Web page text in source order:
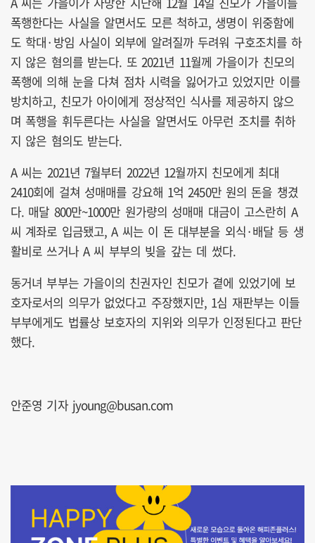
폭행한다는 사실을 알면서도 모른 척하고, 생명이 위중함에
도 학대·방임 사실이 외부에 알려질까 두려워 구호조치를 하
지 않은 혐의를 받는다. 또 2021년 11월께 가을이가 친모의
폭행에 의해 눈을 다쳐 점차 시력을 잃어가고 있었지만 이를
방치하고, 친모가 아이에게 정상적인 식사를 제공하지 않으
며 폭행을 휘두른다는 사실을 알면서도 아무런 조치를 취하
지 않은 혐의도 받는다.
A 씨는 2021년 7월부터 2022년 12월까지 친모에게 최대
2410회에 걸쳐 성매매를 강요해 1억 2450만 원의 돈을 챙겼
다. 매달 800만~1000만 원가량의 성매매 대금이 고스란히 A
씨 계좌로 입금됐고, A 씨는 이 돈 대부분을 외식·배달 등 생
활비로 쓰거나 A 씨 부부의 빚을 갚는 데 썼다.
동거녀 부부는 가을이의 친권자인 친모가 곁에 있었기에 보
호자로서의 의무가 없었다고 주장했지만, 1심 재판부는 이들
부부에게도 법률상 보호자의 지위와 의무가 인정된다고 판단
했다.
안준영 기자 jyoung@busan.com